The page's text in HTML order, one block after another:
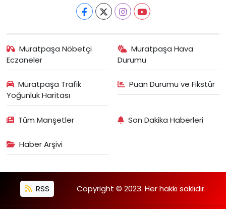
Muratpaşa Nöbetçi
Eczaneler
Muratpaşa Hava
Durumu
Muratpaşa Trafik
Yoğunluk Haritası
Puan Durumu ve Fikstür
Tüm Manşetler Son Dakika Haberleri
Haber Arşivi
RSS Copyright © 2023. Her hakkı saklıdır.